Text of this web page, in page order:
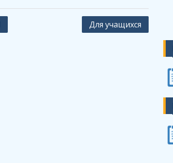
Для учащихся